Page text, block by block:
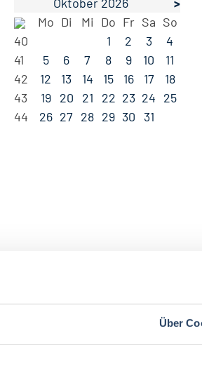
Über
Mo Di Mi Do Fr Sa So
40
1 2 3
4
41
5 6 7 8 9 10
11
42
12 13 14 15 16 17
18
43
19 20 21 22 23 24 25
44
26 27 28 29 30 31
Nach Funktion Nach Region